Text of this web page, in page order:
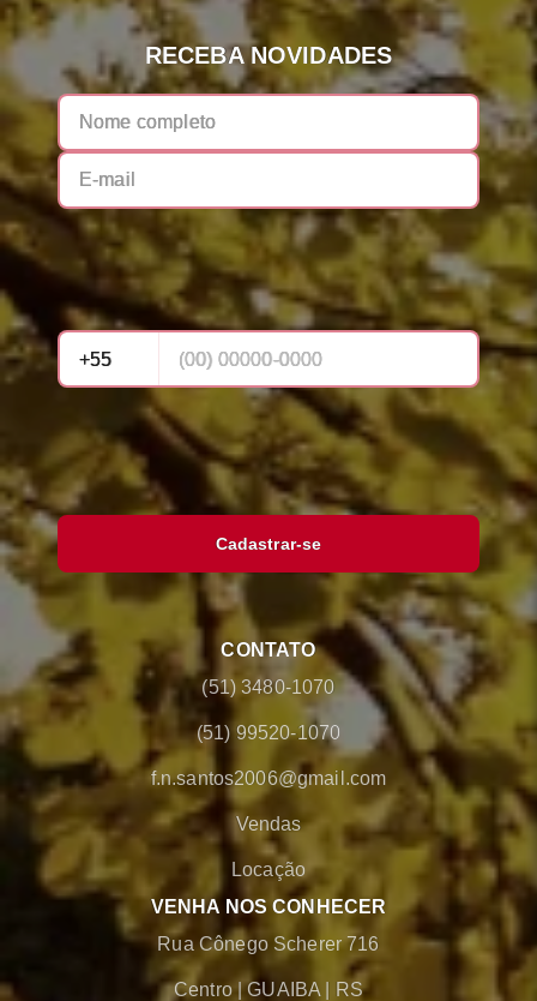
RECEBA NOVIDADES
Cadastrar-se
CONTATO
(51) 3480-1070
(51) 99520-1070
f.n.santos2006@gmail.com
Vendas
Locação
VENHA NOS CONHECER
Rua Cônego Scherer 716
Centro |GUAIBA RS